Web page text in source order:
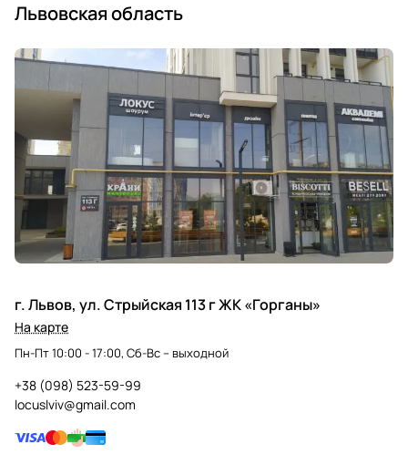
Львовская область
г. Львов, ул. Стрыйская 113 г ЖК «Горганы»
На карте
Пн-Пт 10:00 - 17:00, Сб-Вс – выходной
+38 (098) 523-59-99
locuslviv@gmail.com